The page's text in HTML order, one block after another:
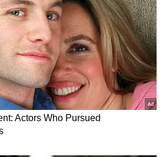
நடக்கப்போவது என்ன
பார்க்கலாம் வாங்க.
ஐ உங்கள் முதன்மைத்